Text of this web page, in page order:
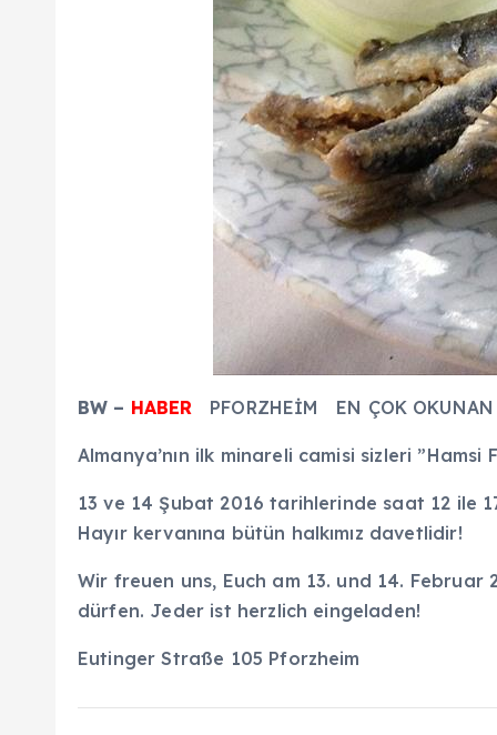
BW – HABER PFORZHEİM EN ÇOK OKUNAN
Almanya’nın ilk minareli camisi sizleri
13 ve 14 Şubat 2016 tarihlerinde saat 12 ile
Hayır kervanına bütün halkımız davetlidir!
Wir freuen uns, Euch am 13. und 14.
dürfen. Jeder ist herzlich eingeladen!
Eutinger Straße 105 Pforzheim